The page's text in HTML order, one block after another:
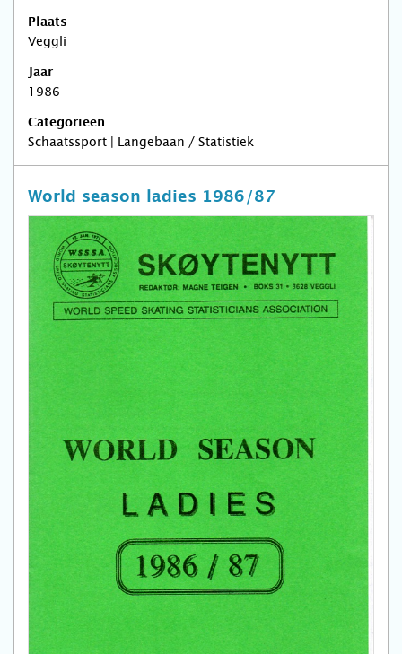
Plaats
Veggli
Jaar
1986
Categorieën
Schaatssport | Langebaan / Statistiek
World season ladies 1986/87